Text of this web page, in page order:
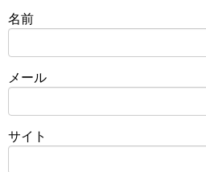
名前
メール
サイト